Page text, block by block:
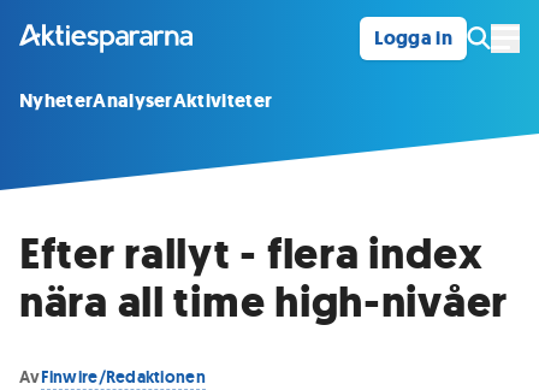
Logga in
NyheterAnalyserAktiviteter
Efter rallyt - flera index
nära all time high-nivåer
AvFinwire/Redaktionen